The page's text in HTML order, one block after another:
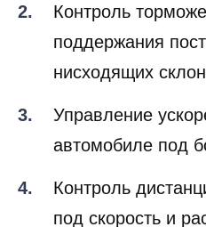
Контроль
поддержания
нисходящих
Управление
автомобиле под
Контроль
под скорость и